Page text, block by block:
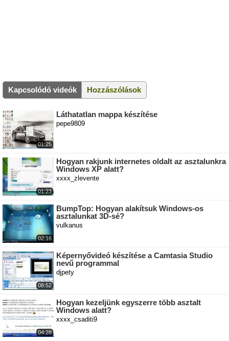
Kapcsolódó videók Hozzászólások
01:25
Láthatatlan mappa készítése
pepe9809
01:23
Hogyan rakjunk internetes oldalt az asztalunkra
Windows XP alatt?
xxxx_zlevente
02:16
BumpTop: Hogyan alakítsuk Windows-os
asztalunkat 3D-sé?
vulkanus
08:52
Képernyővideó készítése a Camtasia Studio
nevű programmal
djpety
04:28
Hogyan kezeljünk egyszerre több asztalt
Windows alatt?
xxxx_csaditi9